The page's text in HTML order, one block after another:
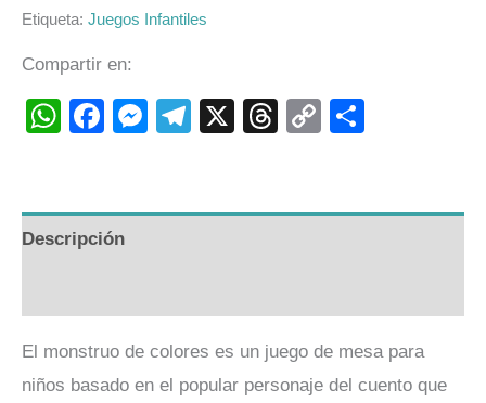
Etiqueta: Juegos Infantiles
Compartir en:
WhatsApp
Facebook
Messenger
Telegram
X Threads
Copy
Descripción
El monstruo de colores es un juego de mesa para
niños basado en el popular personaje del cuento que